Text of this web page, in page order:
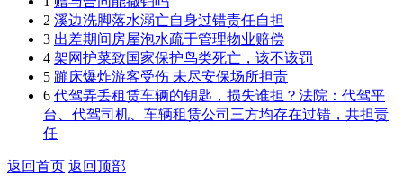
2 溪边洗脚落水溺亡自身过错责任自担
3 出差期间房屋泡水疏于管理物业赔偿
4 架网护菜致国家保护鸟类死亡，该不该罚
5 蹦床爆炸游客受伤 未尽安保场所担责
6 代驾弄丢租赁车辆的钥匙，损失谁担？法院：代驾平
台、代驾司机、车辆租赁公司三方均存在过错，共担责
任
返回首页 返回顶部